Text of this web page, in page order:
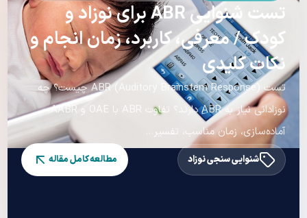
تست شنوایی ABR برای نوزاد و
کودک / معرفی، کاربرد، زمان انجام و
نکات کلیدی
تست ABR (Auditory Brainstem Response) چیست؟ چه
نوزادانی نیاز به ABR دارند؟ تفاوت ABR با OAE و AABR،
آماده‌سازی، زمان مناسب، تفسیر...
شنوایی سنجی نوزاد مطالعه کامل مقاله